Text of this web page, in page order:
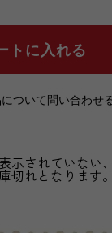
ついて問い合わせ
されていない
切れとなります